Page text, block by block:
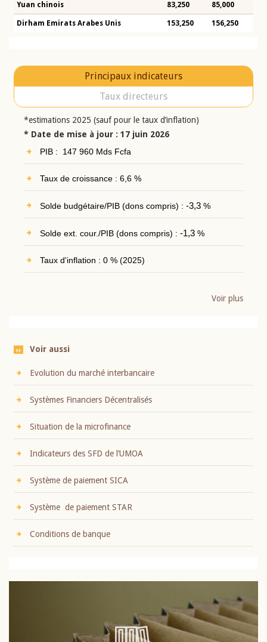
Yuan chinois 83,250 85,000
Dirham Emirats Arabes Unis 153,250 156,250
Principaux indicateurs
Taux directeurs
*estimations 2025 (sauf pour le taux d’inflation)
* Date de mise à jour : 17 juin 2026
PIB : 147 960 Mds Fcfa
Taux de croissance : 6,6 %
Solde budgétaire/PIB (dons compris) : -3,3%
Solde ext. cour./PIB (dons compris) : -1,3%
Taux d'inflation : 0 % (2025)
Voir plus
Voir aussi
Evolution du marché interbancaire
Systèmes Financiers Décentralisés
Situation de la microfinance
Indicateurs des SFD de l’UMOA
Système de paiement SICA
Système de paiement STAR
Conditions de banque